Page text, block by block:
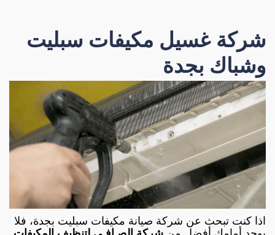
شركة غسيل مكيفات سبليت
وشباك بجدة
اذا كنت تبحث عن شركة صيانة مكيفات سبليت بجدة، فلا